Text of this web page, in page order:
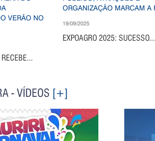
19/09/2025
EXPOAGRO 2025: SUCESSO...
- VÍDEOS [+]